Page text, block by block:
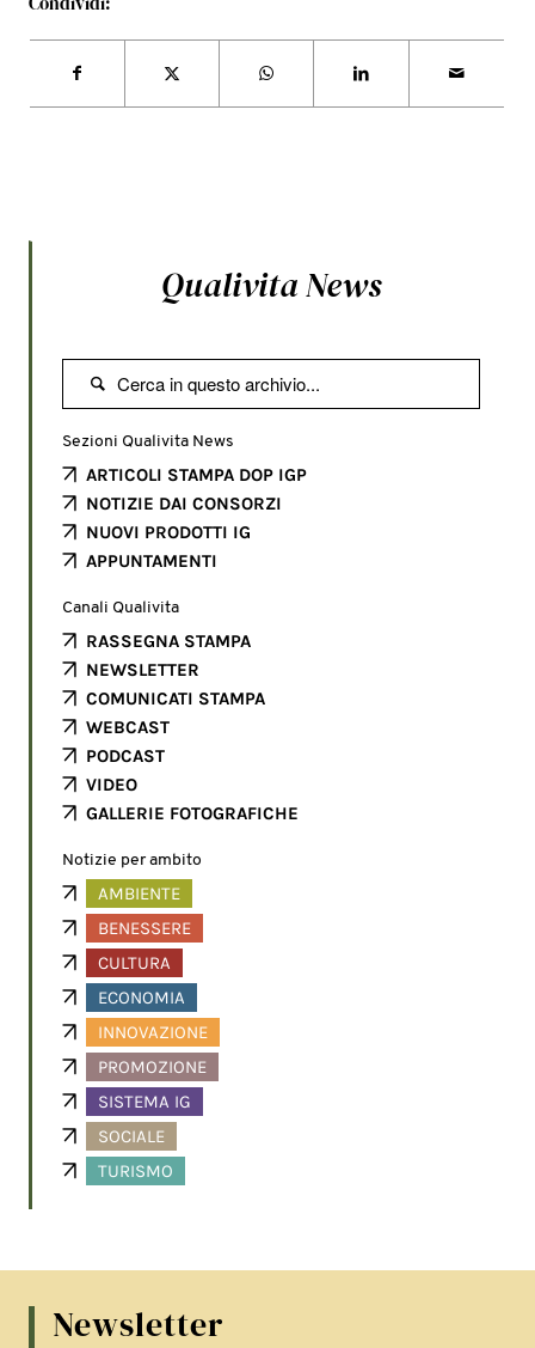
Qualivita News

Sezioni Qualivita News
ARTICOLI STAMPA DOP IGP
NOTIZIE DAI CONSORZI
NUOVI PRODOTTI IG
APPUNTAMENTI
Canali Qualivita
RASSEGNA STAMPA
NEWSLETTER
COMUNICATI STAMPA
WEBCAST
PODCAST
VIDEO
GALLERIE FOTOGRAFICHE
Notizie per ambito
AMBIENTE
BENESSERE
CULTURA
ECONOMIA
INNOVAZIONE
PROMOZIONE
SISTEMA IG
SOCIALE
TURISMO
Newsletter